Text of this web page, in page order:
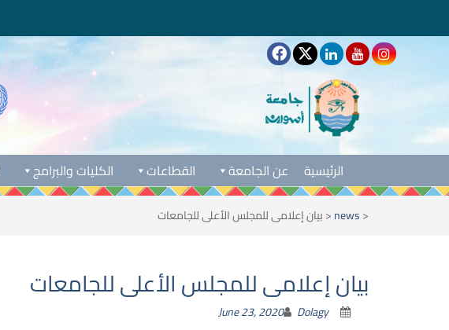
الكليات والبرامج القطاعات عن الجامعة الرئيسية
<
news
<بيان إعلامى للمجلس الأعلى للجامعات
بيان إعلامى للمجلس الأعلى للجامعات
June 23, 2020 Dolagy